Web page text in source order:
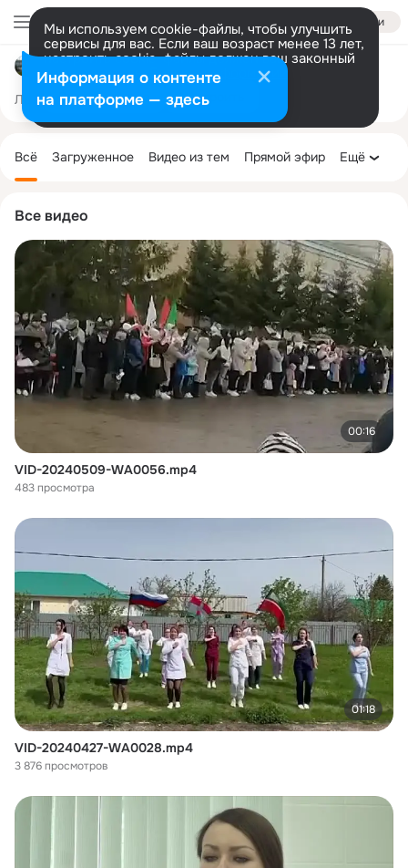
Войти
Мы используем cookie-файлы, чтобы улучшить
сервисы для вас. Если ваш возраст менее 13 лет,
настроить cookie-файлы должен ваш законный
представитель. Больше информации
Разрешить все Настроить
Лента Участники 254 Темы 580
Все видео
00:16
VID-20240509-WA0056.mp4
483 просмотра
01:18
VID-20240427-WA0028.mp4
3 876 просмотров
колонка
Всё Загруженное Видео из тем Прямой эфир Ещё
Информация о контенте
на платформе — здесь